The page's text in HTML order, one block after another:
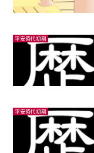
平安時代初期
平安時代初期